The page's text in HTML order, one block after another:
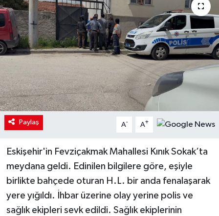
Paylaş A- A+
Eskişehir'in Fevziçakmak Mahallesi Kınık Sokak’ta
meydana geldi. Edinilen bilgilere göre, eşiyle
birlikte bahçede oturan H.L. bir anda fenalaşarak
yere yığıldı. İhbar üzerine olay yerine polis ve
sağlık ekipleri sevk edildi. Sağlık ekiplerinin